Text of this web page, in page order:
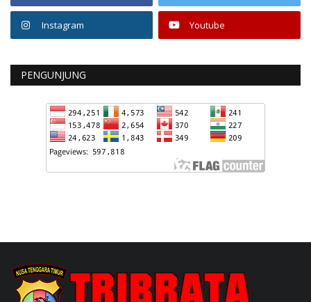
Instagram Youtube
PENGUNJUNG